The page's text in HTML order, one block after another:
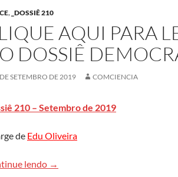
, _DOSSIÊ 210
AQUI PARA
DOSSIÊ
SETEMBRO DE 2019 COMCIENCIA
210 – Setembro de 2019
de Edu Oliveira
lendo Clique aqui para ler todo o
→